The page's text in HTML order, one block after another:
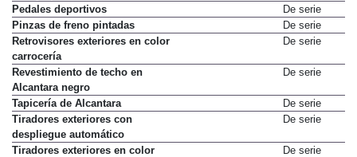
Pedales deportivos
De serie
Pinzas de freno pintadas
De serie
Retrovisores exteriores en color
carrocería
De serie
Revestimiento de techo en
Alcantara negro
De serie
Tapicería de Alcantara
De serie
Tiradores exteriores con
despliegue automático
De serie
Tiradores exteriores en color
De serie